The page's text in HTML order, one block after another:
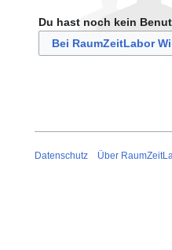
Du hast noch kein
Bei RaumZeitLabor
Datenschutz Über